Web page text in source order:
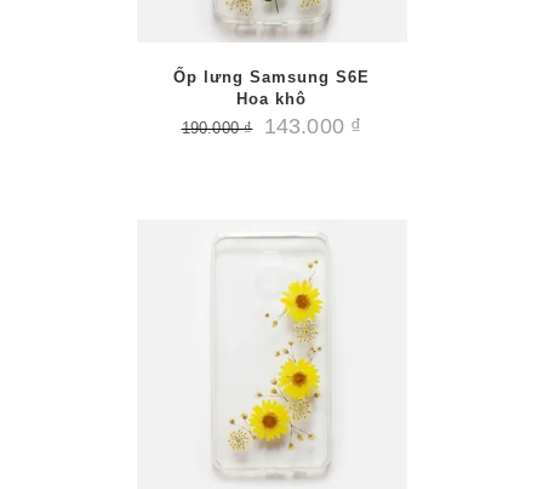
Ốp lưng Samsung S6E
Hoa khô
190.000₫ 143.000 ₫